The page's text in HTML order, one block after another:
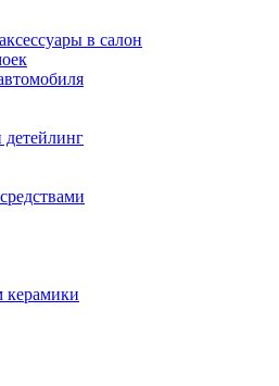
в салон
керамики